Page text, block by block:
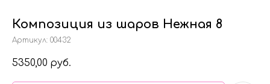
Композиция из шаров Нежная 8
Артикул: 00432
5350,00 руб.